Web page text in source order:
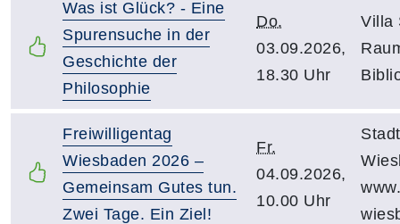
Was ist Glück? - Eine
Spurensuche in der
Geschichte der
Philosophie
Do.
03.09.2026,
18.30 Uhr
Villa
Freiwilligentag
Wiesbaden 2026 –
Gemeinsam Gutes tun.
Zwei Tage. Ein Ziel!
Fr.
04.09.2026,
10.00 Uhr